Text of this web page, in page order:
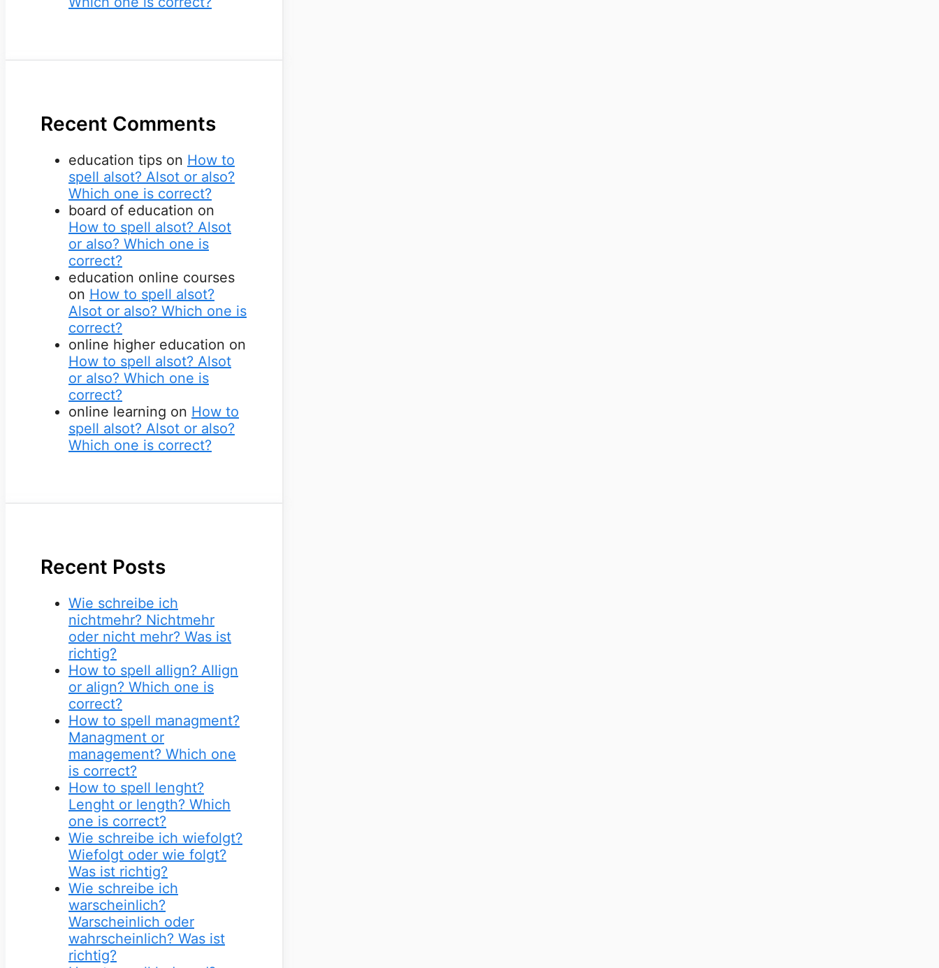
Recent Comments
education tips on How to
spell alsot? Alsot or also?
Which one is correct?
board of education on
How to spell alsot? Alsot
or also? Which one is
correct?
education online courses
on How to spell alsot?
Alsot or also? Which one is
correct?
online higher education on
How to spell alsot? Alsot
or also? Which one is
correct?
online learning on How to
spell alsot? Alsot or also?
Which one is correct?
Recent Posts
Wie schreibe ich
nichtmehr? Nichtmehr
oder nicht mehr? Was ist
richtig?
How to spell allign? Allign
or align? Which one is
correct?
How to spell managment?
Managment or
management? Which one
is correct?
How to spell lenght?
Lenght or length? Which
one is correct?
Wie schreibe ich wiefolgt?
Wiefolgt oder wie folgt?
Was ist richtig?
Wie schreibe ich
warscheinlich?
Warscheinlich oder
wahrscheinlich? Was ist
richtig?